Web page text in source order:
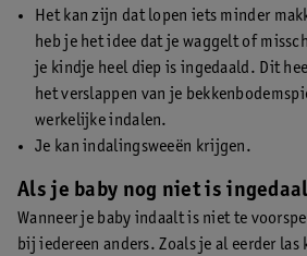
Het kan zijn dat lopen iets minder
heb je het idee dat je waggelt of
je kindje heel diep is ingedaald. Dit
het verslappen van je
werkelijke indalen.
Je kan indalingsweeën krijgen.
Als je baby nog niet is
Wanneer je baby indaalt is niet te
bij iedereen anders. Zoals je al eerder las